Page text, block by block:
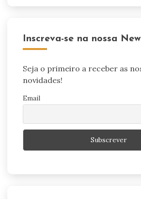
Inscreva-se na nossa
Seja o primeiro a receber as
novidades!
Email